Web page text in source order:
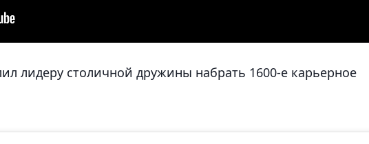
лидеру столичной дружины набрать 1600-е карьерное